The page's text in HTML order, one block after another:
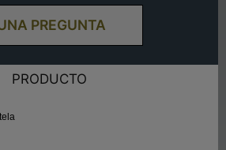
PREGUNTA
PRODUCTO